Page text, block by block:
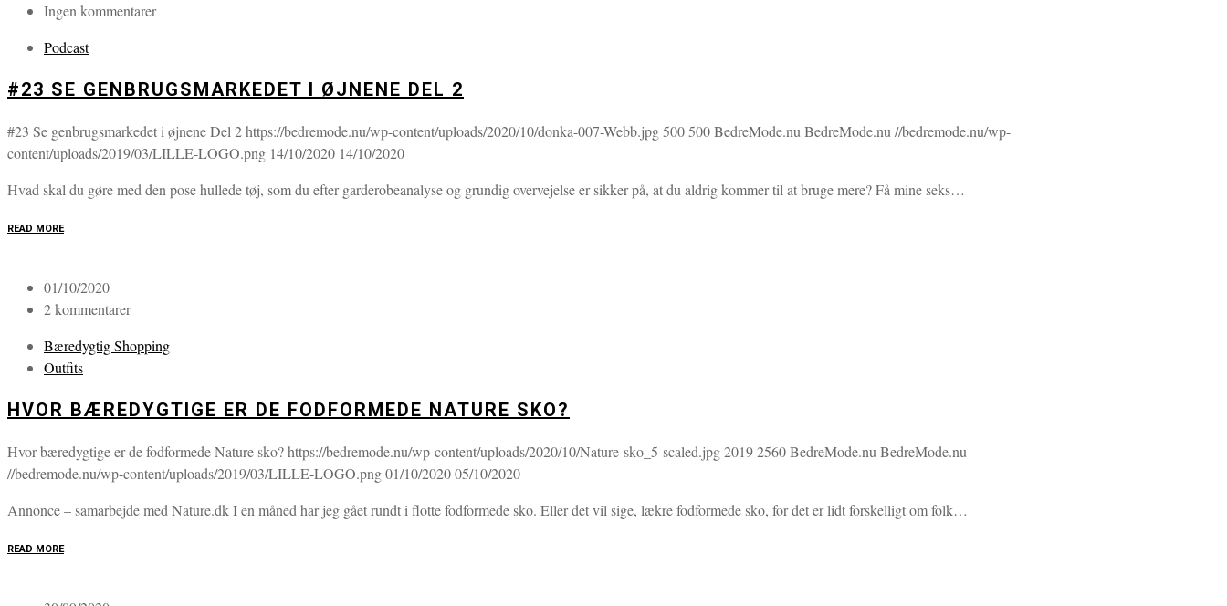
Ingen kommentarer
Podcast
#23 SE GENBRUGSMARKEDET I ØJNENE DEL 2
#23 Se genbrugsmarkedet i øjnene Del 2https://bedremode.nu/wp-content/uploads/2020/10/donka-007-Webb.jpg500500BedreMode.nu BedreMode.nu //bedremode.nu/wp-
content/uploads/2019/03/LILLE-LOGO.png 14/10/2020 14/10/2020
Hvad skal du gøre med den pose hullede tøj, som du efter garderobeanalyse og grundig overvejelse er sikker på, at du aldrig kommer til at bruge mere? Få mine seks…
READ MORE
01/10/2020
2 kommentarer
Bæredygtig Shopping
Outfits
HVOR BÆREDYGTIGE ER DE FODFORMEDE NATURE SKO?
Hvor bæredygtige er de fodformede Nature sko?https://bedremode.nu/wp-content/uploads/2020/10/Nature-sko_5-scaled.jpg20192560BedreMode.nu BedreMode.nu
//bedremode.nu/wp-content/uploads/2019/03/LILLE-LOGO.png01/10/202005/10/2020
Annonce – samarbejde med Nature.dk I en måned har jeg gået rundt i flotte fodformede sko. Eller det vil sige, lækre fodformede sko, for det er lidt forskelligt om folk…
READ MORE